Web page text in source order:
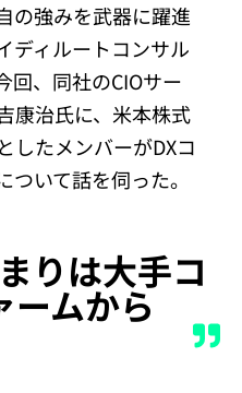
の強みを武器に躍進
ディルートコンサル
回、同社のCIOサー
康治氏に、米本株式
したメンバーがDXコ
ついて話を伺った。
りは大手コ
ームから